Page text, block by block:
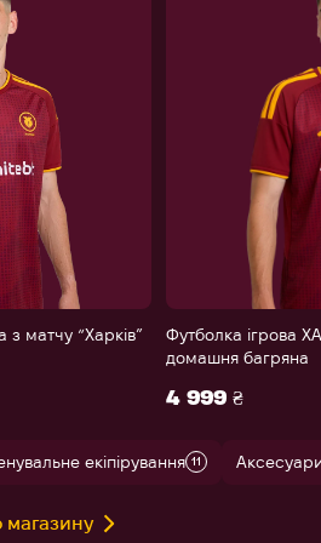
з матчу “Харків”
Футболка ігрова
домашня багряна
4 999 ₴
екіпірування 11
магазину